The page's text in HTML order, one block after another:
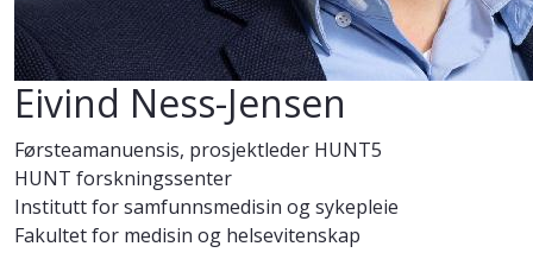
Eivind Ness-Jensen
Førsteamanuensis, prosjektleder HUNT5
HUNT forskningssenter
Institutt for samfunnsmedisin og sykepleie
Fakultet for medisin og helsevitenskap